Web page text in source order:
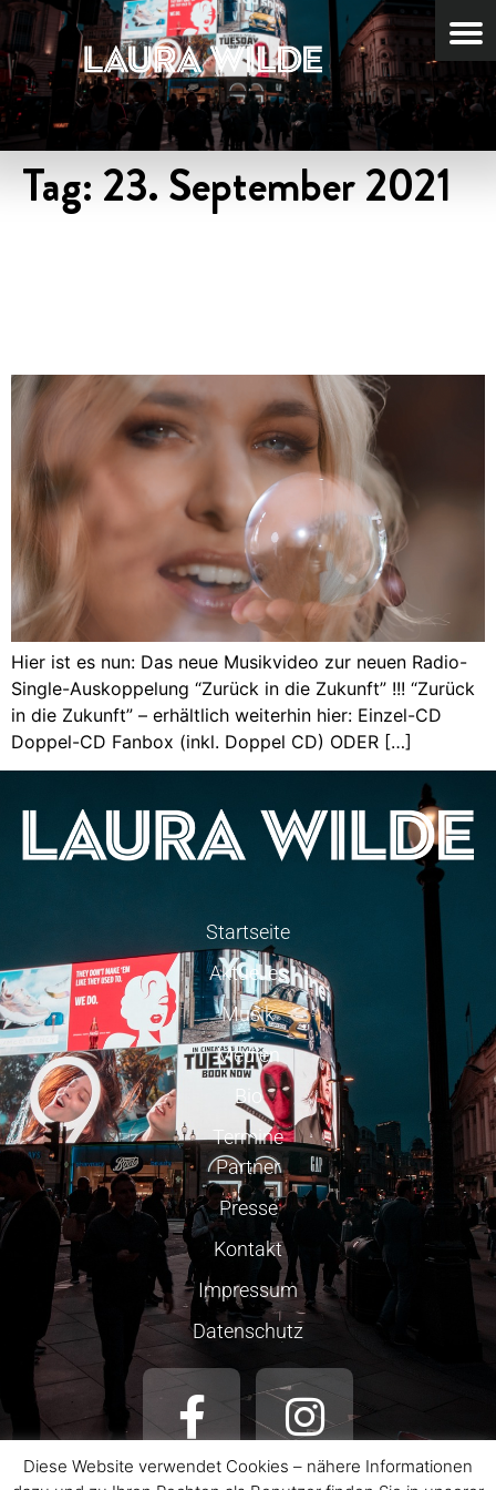
Tag:23. September 2021
Hier ist es nun: Das neue Musikvideo zur neuen Radio-
Single-Auskoppelung “Zurück in die Zukunft” !!! “Zurück
in die Zukunft” – erhältlich weiterhin hier: Einzel-CD
Doppel-CD Fanbox (inkl. Doppel CD) ODER […]
Startseite
Aktuelles
Musik
Medien
Bio
Termine
Partner
Presse
Kontakt
Impressum
Datenschutz
Diese Website verwendet Cookies – nähere Informationen